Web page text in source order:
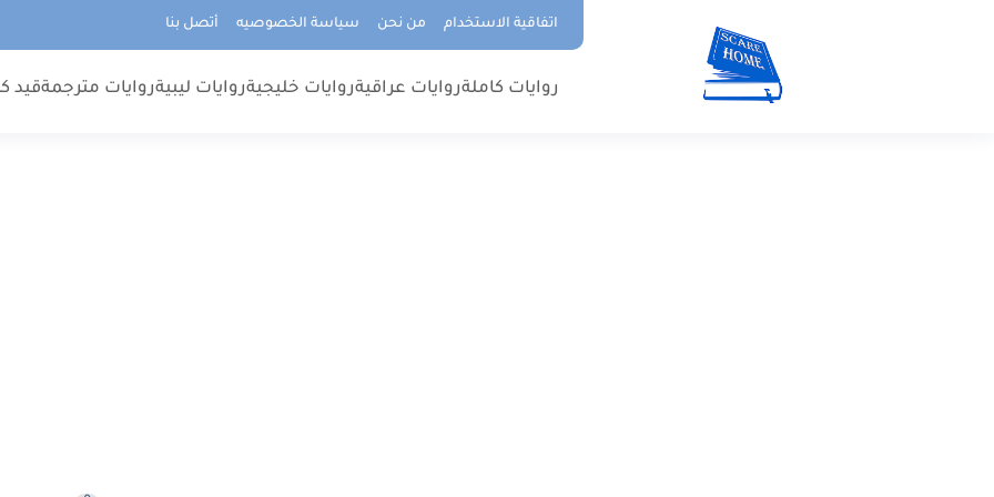
اتفاقية الاستخدام من نحن سياسة الخصوصيه أتصل بنا
روايات كاملةروايات عراقيةروايات خليجيةروايات ليبيةروايات مترجمةقيد